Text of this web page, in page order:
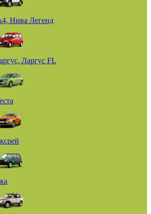
Нива Легенд
Ларгус FL